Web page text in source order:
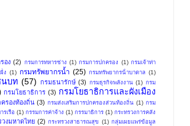
อง (2) กรมการทหารช่าง (1) กรมการปกครอง (1) กรมเจ้าท่า
ง (1) กรมทรัพยากรน้ำ (25) กรมทรัพยากรน้ําบาดาล (1)
นบท (57) กรมธนารักษ์ (3) กรมธุรกิจพลังงาน (1) กรม
กรมโยธาธิการ (3) กรมโยธาธิการและผังเมือง
รองท้องถิ่น (3) กรมส่งเสริมการปกครองส่วนท้องถิ่น (1) กรม
รเรือ (1) กรรมการค่าจ้าง (1) กรรมาธิการ (1) กระทรวงการคลัง
วงมหาดไทย (2) กระทรวงสาธารณสุข (1) กลุ่มเผยแพร่ข้อมูล